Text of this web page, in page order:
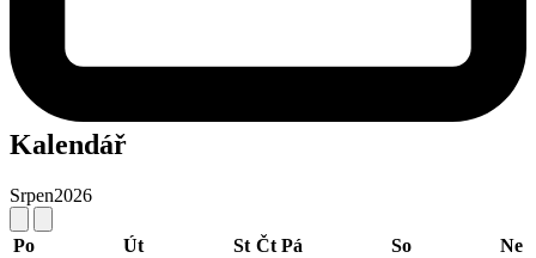
Kalendář
Srpen2026
Po Út St Čt Pá So
Ne